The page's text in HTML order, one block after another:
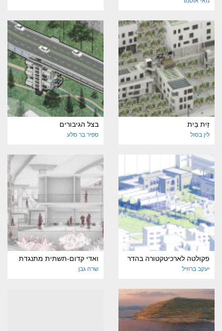
זַיִת בַּיִת
לין בסול
בצל הגיבורים
ספיר בר סלע
פקולטה לארכיטקטורה בהדר
יעקב ברוזיל
ואדי קדום-תשתית מתנגדת
שרה גבן